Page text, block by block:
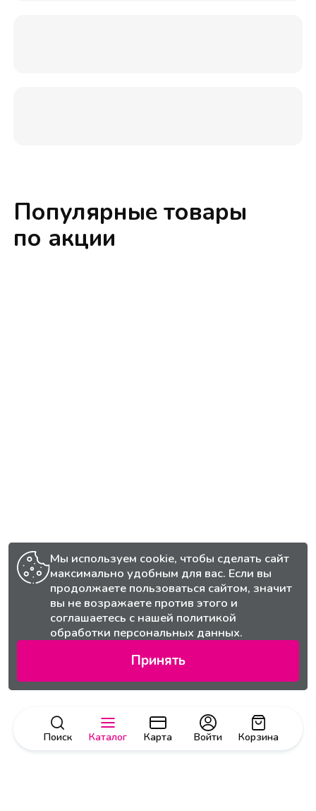
Поиск Каталог Карта Корзина
Войти
Популярные товары
по акции
Мы используем cookie, чтобы сделать сайт
максимально удобным для вас. Если вы
продолжаете пользоваться сайтом, значит
вы не возражаете против этого и
соглашаетесь с нашей политикой
обработки персональных данных.
Принять